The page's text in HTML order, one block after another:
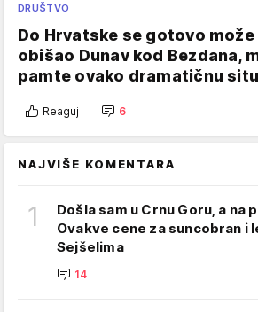
DRUŠTVO
Do Hrvatske se gotovo može
obišao Dunav kod Bezdana,
pamte ovako dramatičnu
Reaguj 6
NAJVIŠE KOMENTARA
1
Došla sam u Crnu Goru, a na
Ovakve cene za suncobran i
Sejšelima
14